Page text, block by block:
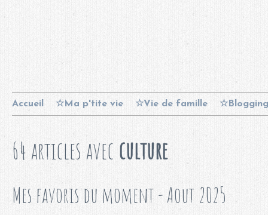
Accueil ☆Ma p'tite vie ☆Vie de famille ☆Blogging
64 articles avec culture
Mes favoris du moment - Aout 2025